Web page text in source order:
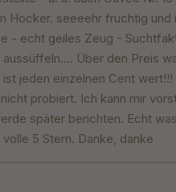
Hocker. seeeehr fruchtig und
- echt geiles Zeug -
Über den Preis
jeden einzelnen Cent wert!!!
probiert. Ich kann mir
später berichten. Echt
5 Stern. Danke, danke